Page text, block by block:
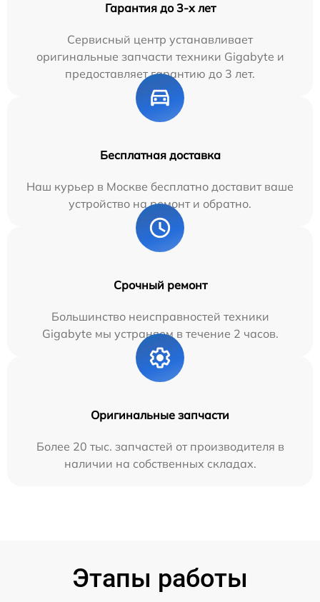
Гарантия до 3-х лет
Сервисный центр устанавливает
оригинальные запчасти техники Gigabyte и
предоставляет гарантию до 3 лет.
Бесплатная доставка
Наш курьер в Москве бесплатно доставит ваше
устройство на ремонт и обратно.
Срочный ремонт
Большинство неисправностей техники
Gigabyte мы устраняем в течение 2 часов.
Оригинальные запчасти
Более 20 тыс. запчастей от производителя в
наличии на собственных складах.
Этапы работы